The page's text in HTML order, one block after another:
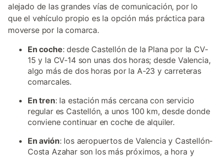
alejado de las grandes vías de comunicación, por lo
que el vehículo propio es la opción más práctica para
moverse por la comarca.
En coche: desde Castellón de la Plana por la CV-
15 y la CV-14 son unas dos horas; desde Valencia,
algo más de dos horas por la A-23 y carreteras
comarcales.
En tren: la estación más cercana con servicio
regular es Castellón, a unos 100 km, desde donde
conviene continuar en coche de alquiler.
En avión: los aeropuertos de Valencia y Castellón-
Costa Azahar son los más próximos, a hora y